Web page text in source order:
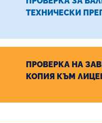
ТЕХНИЧЕСКИ
ПРОВЕРКА НА
КОПИЯ КЪМ